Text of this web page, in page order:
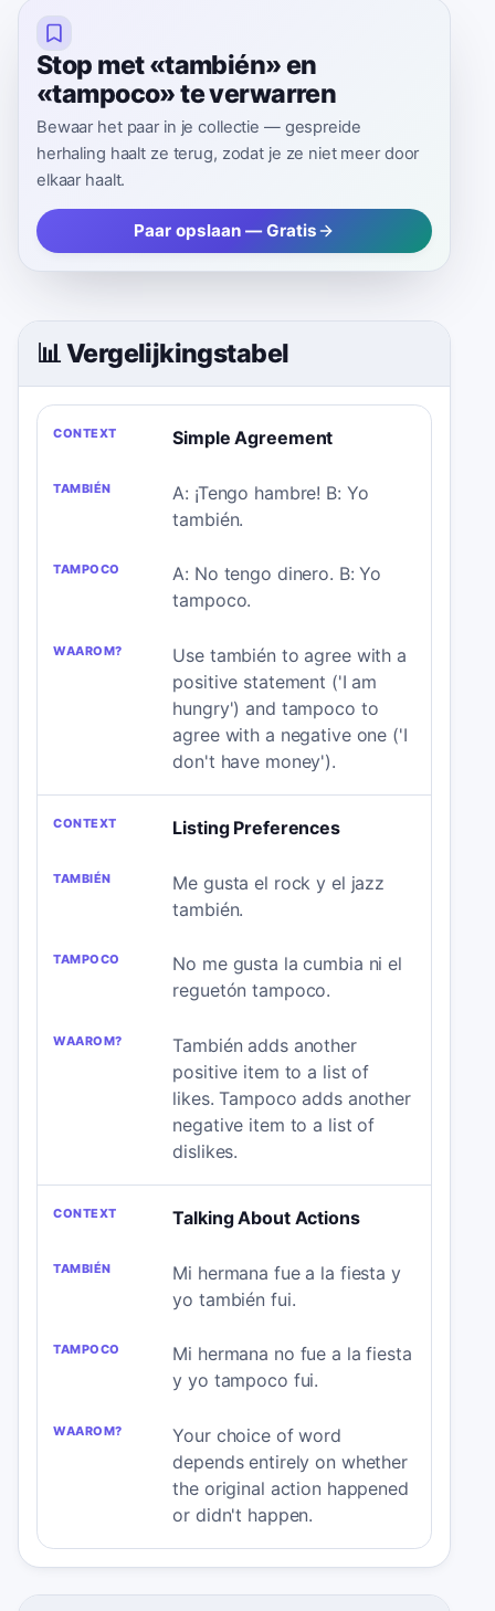
Stop met «también» en
«tampoco» te verwarren
Bewaar het paar in je collectie — gespreide
herhaling haalt ze terug, zodat je ze niet meer door
elkaar haalt.
Paar opslaan — Gratis
📊 Vergelijkingstabel
CONTEXT TAMBIÉN TAMPOCO
Simple Agreement
A: ¡Tengo hambre! B: Yo
también.
A: No tengo dinero. B: Yo
tampoco.
Use también to agree with a
positive statement ('I am
hungry') and tampoco to
agree with a negative one ('I
don't have money').
Listing Preferences
Me gusta el rock y el jazz
también.
No me gusta la cumbia ni el
reguetón tampoco.
También adds another
positive item to a list of
likes. Tampoco adds another
negative item to a list of
dislikes.
Talking About Actions
Mi hermana fue a la fiesta y
yo también fui.
Mi hermana no fue a la fiesta
y yo tampoco fui.
Your choice of word
depends entirely on whether
the original action happened
or didn't happen.